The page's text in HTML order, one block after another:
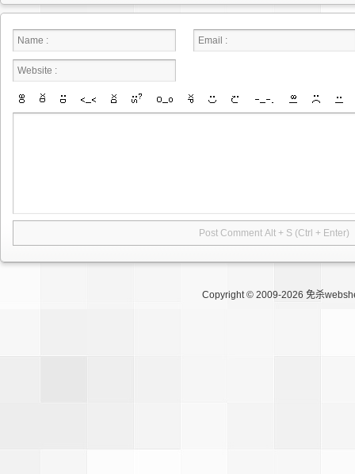
Copyright © 2009-2026 免杀